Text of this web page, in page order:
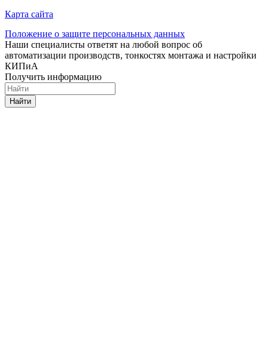
Карта сайта
Положение о защите персональных данных
Наши специалисты ответят на любой вопрос об
автоматизации производств, тонкостях монтажа и настройки
КИПиА
Получить информацию
Найти